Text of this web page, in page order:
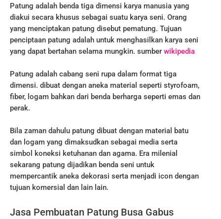
Patung adalah benda tiga dimensi karya manusia yang
diakui secara khusus sebagai suatu karya seni. Orang
yang menciptakan patung disebut pematung. Tujuan
penciptaan patung adalah untuk menghasilkan karya seni
yang dapat bertahan selama mungkin. sumber wikipedia
Patung adalah cabang seni rupa dalam format tiga
dimensi. dibuat dengan aneka material seperti styrofoam,
fiber, logam bahkan dari benda berharga seperti emas dan
perak.
Bila zaman dahulu patung dibuat dengan material batu
dan logam yang dimaksudkan sebagai media serta
simbol koneksi ketuhanan dan agama. Era milenial
sekarang patung dijadikan benda seni untuk
mempercantik aneka dekorasi serta menjadi icon dengan
tujuan komersial dan lain lain.
Jasa Pembuatan Patung Busa Gabus